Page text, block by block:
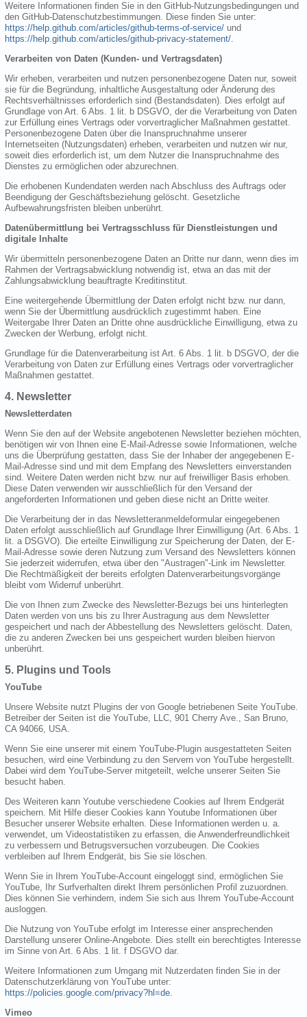
Weitere Informationen finden Sie in den GitHub-Nutzungsbedingungen und
den GitHub-Datenschutzbestimmungen. Diese finden Sie unter:
https://help.github.com/articles/github-terms-of-service/ und
https://help.github.com/articles/github-privacy-statement/.
Verarbeiten von Daten (Kunden- und Vertragsdaten)
Wir erheben, verarbeiten und nutzen personenbezogene Daten nur, soweit
sie für die Begründung, inhaltliche Ausgestaltung oder Änderung des
Rechtsverhältnisses erforderlich sind (Bestandsdaten). Dies erfolgt auf
Grundlage von Art. 6 Abs. 1 lit. b DSGVO, der die Verarbeitung von Daten
zur Erfüllung eines Vertrags oder vorvertraglicher Maßnahmen gestattet.
Personenbezogene Daten über die Inanspruchnahme unserer
Internetseiten (Nutzungsdaten) erheben, verarbeiten und nutzen wir nur,
soweit dies erforderlich ist, um dem Nutzer die Inanspruchnahme des
Dienstes zu ermöglichen oder abzurechnen.
Die erhobenen Kundendaten werden nach Abschluss des Auftrags oder
Beendigung der Geschäftsbeziehung gelöscht. Gesetzliche
Aufbewahrungsfristen bleiben unberührt.
Datenübermittlung bei Vertragsschluss für Dienstleistungen und
digitale Inhalte
Wir übermitteln personenbezogene Daten an Dritte nur dann, wenn dies im
Rahmen der Vertragsabwicklung notwendig ist, etwa an das mit der
Zahlungsabwicklung beauftragte Kreditinstitut.
Eine weitergehende Übermittlung der Daten erfolgt nicht bzw. nur dann,
wenn Sie der Übermittlung ausdrücklich zugestimmt haben. Eine
Weitergabe Ihrer Daten an Dritte ohne ausdrückliche Einwilligung, etwa zu
Zwecken der Werbung, erfolgt nicht.
Grundlage für die Datenverarbeitung ist Art. 6 Abs. 1 lit. b DSGVO, der die
Verarbeitung von Daten zur Erfüllung eines Vertrags oder vorvertraglicher
Maßnahmen gestattet.
4. Newsletter
Newsletterdaten
Wenn Sie den auf der Website angebotenen Newsletter beziehen möchten,
benötigen wir von Ihnen eine E-Mail-Adresse sowie Informationen, welche
uns die Überprüfung gestatten, dass Sie der Inhaber der angegebenen E-
Mail-Adresse sind und mit dem Empfang des Newsletters einverstanden
sind. Weitere Daten werden nicht bzw. nur auf freiwilliger Basis erhoben.
Diese Daten verwenden wir ausschließlich für den Versand der
angeforderten Informationen und geben diese nicht an Dritte weiter.
Die Verarbeitung der in das Newsletteranmeldeformular eingegebenen
Daten erfolgt ausschließlich auf Grundlage Ihrer Einwilligung (Art. 6 Abs. 1
lit. a DSGVO). Die erteilte Einwilligung zur Speicherung der Daten, der E-
Mail-Adresse sowie deren Nutzung zum Versand des Newsletters können
Sie jederzeit widerrufen, etwa über den "Austragen"-Link im Newsletter.
Die Rechtmäßigkeit der bereits erfolgten Datenverarbeitungsvorgänge
bleibt vom Widerruf unberührt.
Die von Ihnen zum Zwecke des Newsletter-Bezugs bei uns hinterlegten
Daten werden von uns bis zu Ihrer Austragung aus dem Newsletter
gespeichert und nach der Abbestellung des Newsletters gelöscht. Daten,
die zu anderen Zwecken bei uns gespeichert wurden bleiben hiervon
unberührt.
5. Plugins und Tools
YouTube
Unsere Website nutzt Plugins der von Google betriebenen Seite YouTube.
Betreiber der Seiten ist die YouTube, LLC, 901 Cherry Ave., San Bruno,
CA 94066, USA.
Wenn Sie eine unserer mit einem YouTube-Plugin ausgestatteten Seiten
besuchen, wird eine Verbindung zu den Servern von YouTube hergestellt.
Dabei wird dem YouTube-Server mitgeteilt, welche unserer Seiten Sie
besucht haben.
Des Weiteren kann Youtube verschiedene Cookies auf Ihrem Endgerät
speichern. Mit Hilfe dieser Cookies kann Youtube Informationen über
Besucher unserer Website erhalten. Diese Informationen werden u. a.
verwendet, um Videostatistiken zu erfassen, die Anwenderfreundlichkeit
zu verbessern und Betrugsversuchen vorzubeugen. Die Cookies
verbleiben auf Ihrem Endgerät, bis Sie sie löschen.
Wenn Sie in Ihrem YouTube-Account eingeloggt sind, ermöglichen Sie
YouTube, Ihr Surfverhalten direkt Ihrem persönlichen Profil zuzuordnen.
Dies können Sie verhindern, indem Sie sich aus Ihrem YouTube-Account
ausloggen.
Die Nutzung von YouTube erfolgt im Interesse einer ansprechenden
Darstellung unserer Online-Angebote. Dies stellt ein berechtigtes Interesse
im Sinne von Art. 6 Abs. 1 lit. f DSGVO dar.
Weitere Informationen zum Umgang mit Nutzerdaten finden Sie in der
Datenschutzerklärung von YouTube unter:
https://policies.google.com/privacy?hl=de
Vimeo